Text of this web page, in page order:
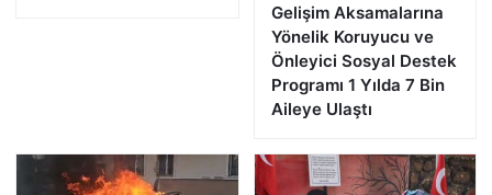
Gelişim Aksamalarına
Yönelik Koruyucu ve
Önleyici Sosyal Destek
Programı 1 Yılda 7 Bin
Aileye Ulaştı